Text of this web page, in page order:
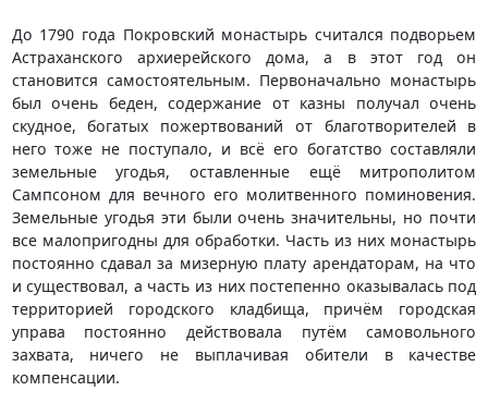
До 1790 года Покровский монастырь считался подворьем
Астраханского архиерейского дома, а в этот год он
становится самостоятельным. Первоначально монастырь
был очень беден, содержание от казны получал очень
скудное, богатых пожертвований от благотворителей в
него тоже не поступало, и всё его богатство составляли
земельные угодья, оставленные ещё митрополитом
Сампсоном для вечного его молитвенного поминовения.
Земельные угодья эти были очень значительны, но почти
все малопригодны для обработки. Часть из них монастырь
постоянно сдавал за мизерную плату арендаторам, на что
и существовал, а часть из них постепенно оказывалась под
территорией городского кладбища, причём городская
управа постоянно действовала путём самовольного
захвата, ничего не выплачивая обители в качестве
компенсации.